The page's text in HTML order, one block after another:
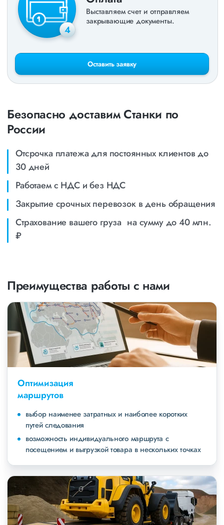
4
Выставляем счет и отправляем
закрывающие документы.
Оставить заявку
Безопасно доставим Станки по
России
Отсрочка платежа для постоянных клиентов до
30 дней
Работаем с НДС и без НДС
Закрытие срочных перевозок в день обращения
Страхование вашего груза на сумму до 40 млн.
₽
Преимущества работы с нами
Оптимизация
маршрутов
выбор наименее затратных и наиболее коротких
путей следования
возможность индивидуального маршрута с
посещением и выгрузкой товара в нескольких точках